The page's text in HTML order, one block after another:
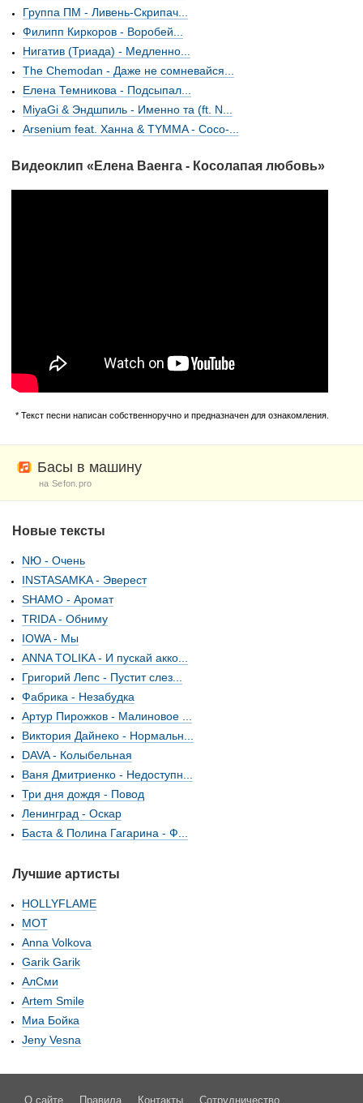
Группа ПМ - Ливень-Скрипач...
Филипп Киркоров - Воробей...
Нигатив (Триада) - Медленно...
The Chemodan - Даже не сомневайся...
Елена Темникова - Подсыпал...
MiyaGi & Эндшпиль - Именно та (ft. N...
Arsenium feat. Ханна & TYMMA - Coco-...
Видеоклип «Елена Ваенга - Косолапая любовь»
* Текст песни написан собственноручно и предназначен для ознакомления.
Басы в машину
на Sefon.pro
Новые тексты
NЮ - Очень
INSTASAMKA - Эверест
SHAMO - Аромат
TRIDA - Обниму
IOWA - Мы
ANNA TOLIKA - И пускай акко...
Григорий Лепс - Пустит слез...
Фабрика - Незабудка
Артур Пирожков - Малиновое ...
Виктория Дайнеко - Нормальн...
DAVA - Колыбельная
Ваня Дмитриенко - Недоступн...
Три дня дождя - Повод
Ленинград - Оскар
Баста & Полина Гагарина - Ф...
Лучшие артисты
HOLLYFLAME
МОТ
Anna Volkova
Garik Garik
АлСми
Artem Smile
Миа Бойка
Jeny Vesna
О сайте Правила Контакты Сотрудничество